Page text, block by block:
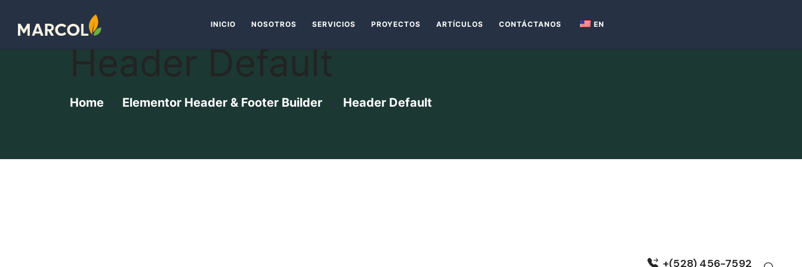
INICIO NOSOTROS SERVICIOS PROYECTOS ARTÍCULOS CONTÁCTANOS EN
Header Default
Home Elementor Header & Footer Builder Header Default
+(528) 456-7592